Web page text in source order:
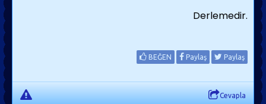
Derlemedir.
BEĞEN Paylaş Paylaş
Cevapla